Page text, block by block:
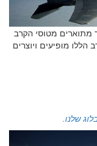
מתוארים מטוסי הקרב
הללו מופיעים ויוצרים
שלנו.